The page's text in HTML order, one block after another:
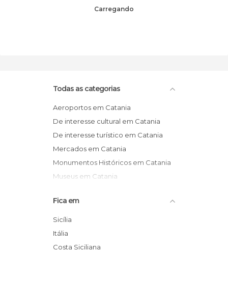
Carregando
Todas as categorias
Aeroportos em Catania
De interesse cultural em Catania
De interesse turístico em Catania
Mercados em Catania
Monumentos Históricos em Catania
Museus em Catania
Fica em
Sicília
Itália
Costa Siciliana